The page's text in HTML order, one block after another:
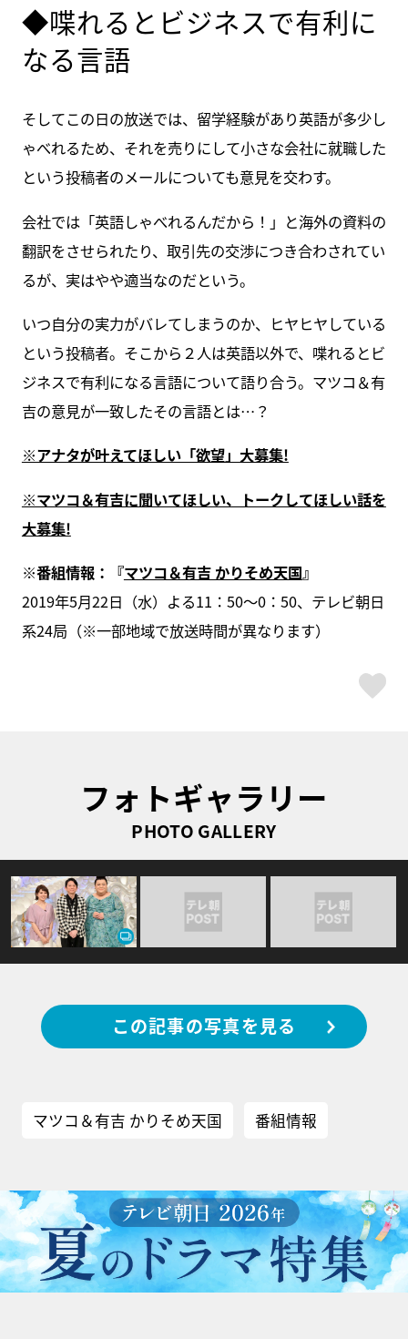
◆喋れるとビジネスで有利に
なる言語
そしてこの日の放送では、留学経験があり英語が多少し
ゃべれるため、それを売りにして小さな会社に就職した
という投稿者のメールについても意見を交わす。
会社では「英語しゃべれるんだから！」と海外の資料の
翻訳をさせられたり、取引先の交渉につき合わされてい
るが、実はやや適当なのだという。
いつ自分の実力がバレてしまうのか、ヒヤヒヤしている
という投稿者。そこから２人は英語以外で、喋れるとビ
ジネスで有利になる言語について語り合う。マツコ＆有
吉の意見が一致したその言語とは…？
※アナタが叶えてほしい「欲望」大募集!
※マツコ＆有吉に聞いてほしい、トークしてほしい話を
大募集!
※番組情報：『マツコ＆有吉 かりそめ天国』
2019年5月22日（水）よる11：50〜0：50、テレビ朝日
系24局（※一部地域で放送時間が異なります）
フォトギャラリー
PHOTO GALLERY
この記事の写真を見る
マツコ＆有吉 かりそめ天国 番組情報